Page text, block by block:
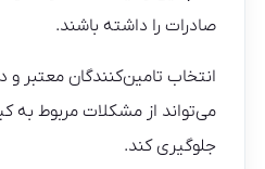
صادرات را داشته باشند.
انتخاب تامین‌کنندگان معتبر و
می‌تواند از مشکلات مربوط به
جلوگیری کند.